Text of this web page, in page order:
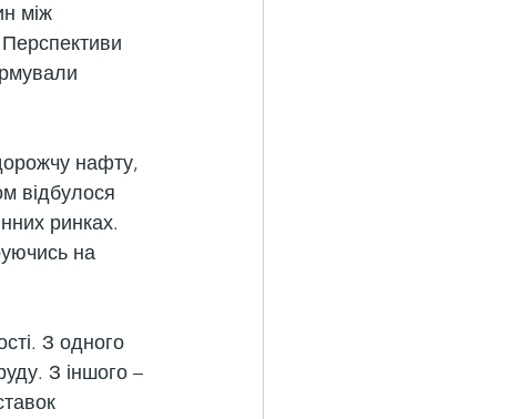
між
нафту,
відбулося
ринках.
на
З одного
З іншого –